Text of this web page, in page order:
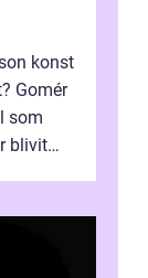
konst
Gomér
som
blivit